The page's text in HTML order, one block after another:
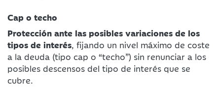
Cap o techo
Protección ante las posibles variaciones de los
tipos de interés, fijando un nivel máximo de coste
a la deuda (tipo cap o “techo”) sin renunciar a los
posibles descensos del tipo de interés que se
cubre.